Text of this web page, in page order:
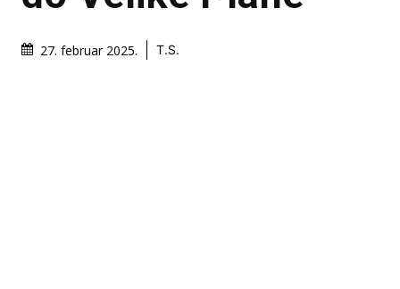
27. februar 2025. T.S.